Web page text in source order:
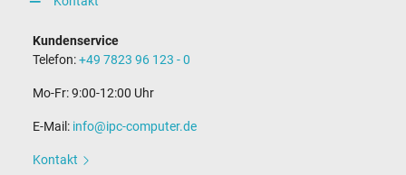
Kundenservice
Telefon:+49 7823 96 123 - 0
Mo-Fr: 9:00-12:00 Uhr
E-Mail: info@ipc-computer.de
Kontakt